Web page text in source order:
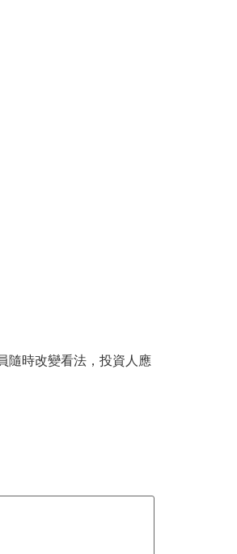
隨時改變看法，投資人應